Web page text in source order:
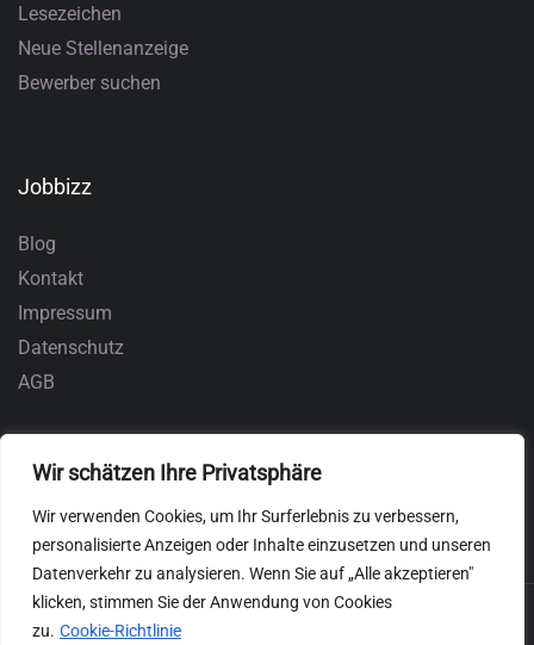
Wir schätzen Ihre Privatsphäre
Wir verwenden Cookies, um Ihr Surferlebnis zu verbessern,
personalisierte Anzeigen oder Inhalte einzusetzen und unseren
Datenverkehr zu analysieren. Wenn Sie auf „Alle akzeptieren"
klicken, stimmen Sie der Anwendung von Cookies
zu. Cookie-Richtlinie
Lesezeichen
Neue Stellenanzeige
Bewerber suchen
Jobbizz
Blog
Kontakt
Impressum
Datenschutz
AGB